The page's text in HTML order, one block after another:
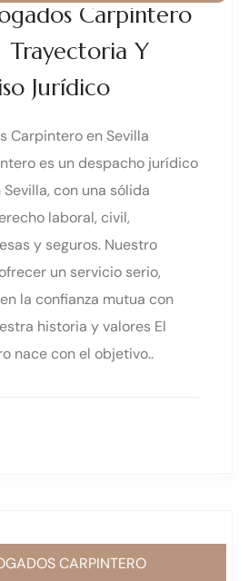
Carpintero
Trayectoria Y
Jurídico
Carpintero en Sevilla
es un despacho jurídico
con una sólida
laboral, civil,
y seguros. Nuestro
un servicio serio,
la confianza mutua con
historia y valores El
nace con el objetivo..
CARPINTERO